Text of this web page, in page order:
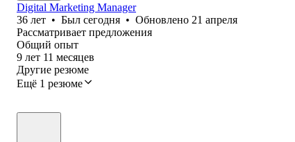
Digital Marketing Manager
36 лет • Был сегодня • Обновлено 21 апреля
Рассматривает предложения
Общий опыт
9 лет 11 месяцев
Другие резюме
Ещё 1 резюме